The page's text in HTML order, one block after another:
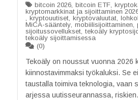
bitcoin 2026 bitcoin ETF
kryptomarkkinat ja sijoittaminen
kryptouutiset kryptovaluutat
MiCA-sääntely mobiilisijoittaminen
sijoitussovellukset tekoäly
tekoäly sijoittamisessa
(0)
Tekoäly on noussut vuonna 2026
kiinnostavimmaksi työkaluksi. Se
taustalla toimiva teknologia, vaan
arjessa uutisseurannassa,